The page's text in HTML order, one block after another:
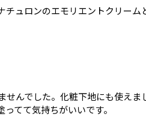
ュロンのエモリエントクリー
んでした。化粧下地にも使えま
てて気持ちがいいです。